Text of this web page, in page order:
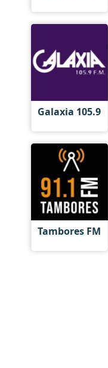
Galaxia 105.9
Tambores FM